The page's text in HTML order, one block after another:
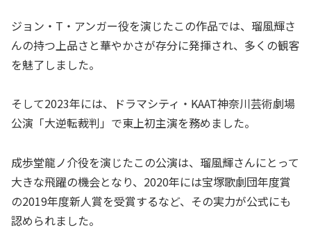
ジョン・T・アンガー役を演じたこの作品では、瑠風輝さ
んの持つ上品さと華やかさが存分に発揮され、多くの観客
を魅了しました。
そして2023年には、ドラマシティ・KAAT神奈川芸術劇場
公演「大逆転裁判」で東上初主演を務めました。
成歩堂龍ノ介役を演じたこの公演は、瑠風輝さんにとって
大きな飛躍の機会となり、2020年には宝塚歌劇団年度賞
の2019年度新人賞を受賞するなど、その実力が公式にも
認められました。